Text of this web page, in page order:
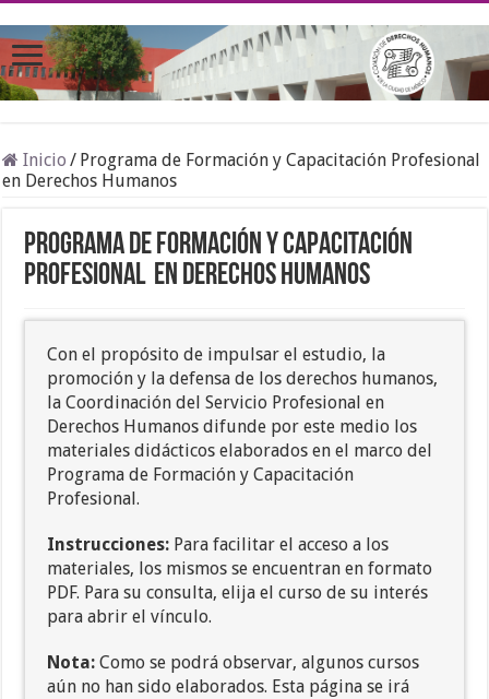
Inicio / Programa de Formación y Capacitación Profesional
en Derechos Humanos
Programa de Formación y Capacitación
Profesional en Derechos Humanos
Con el propósito de impulsar el estudio, la
promoción y la defensa de los derechos humanos,
la Coordinación del Servicio Profesional en
Derechos Humanos difunde por este medio los
materiales didácticos elaborados en el marco del
Programa de Formación y Capacitación
Profesional.
Instrucciones: Para facilitar el acceso a los
materiales, los mismos se encuentran en formato
PDF. Para su consulta, elija el curso de su interés
para abrir el vínculo.
Nota:Como se podrá observar, algunos cursos
aún no han sido elaborados. Esta página se irá